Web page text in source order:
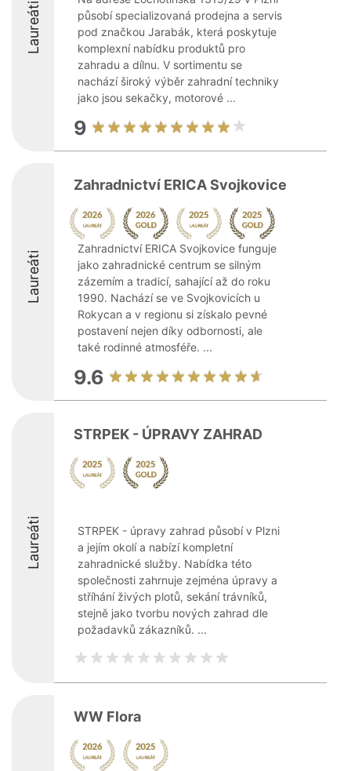
Laureáti
působí specializovaná prodejna a servis
pod značkou Jarabák, která poskytuje
komplexní nabídku produktů pro
zahradu a dílnu. V sortimentu se
nachází široký výběr zahradní techniky
jako jsou sekačky, motorové ...
9
Laureáti
Zahradnictví ERICA Svojkovice
Zahradnictví ERICA Svojkovice funguje
jako zahradnické centrum se silným
zázemím a tradicí, sahající až do roku
1990. Nachází se ve Svojkovicích u
Rokycan a v regionu si získalo pevné
postavení nejen díky odbornosti, ale
také rodinné atmosféře. ...
9.6
Laureáti
STRPEK - ÚPRAVY ZAHRAD
STRPEK - úpravy zahrad působí v Plzni
a jejím okolí a nabízí kompletní
zahradnické služby. Nabídka této
společnosti zahrnuje zejména úpravy a
stříhání živých plotů, sekání trávníků,
stejně jako tvorbu nových zahrad dle
požadavků zákazníků. ...
WW Flora